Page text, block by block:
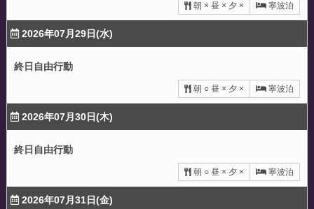
寧波泊
朝 × 昼 × 夕 ×
2026年07月29日(水)
終日自由行動
寧波泊
朝 ○ 昼 × 夕 ×
2026年07月30日(木)
終日自由行動
寧波泊
朝 ○ 昼 × 夕 ×
2026年07月31日(金)